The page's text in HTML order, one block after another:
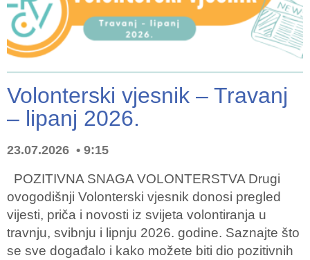
Volonterski vjesnik – Travanj
– lipanj 2026.
23.07.2026 9:15
POZITIVNA SNAGA VOLONTERSTVA Drugi
ovogodišnji Volonterski vjesnik donosi pregled
vijesti, priča i novosti iz svijeta volontiranja u
travnju, svibnju i lipnju 2026. godine. Saznajte što
se sve događalo i kako možete biti dio pozitivnih